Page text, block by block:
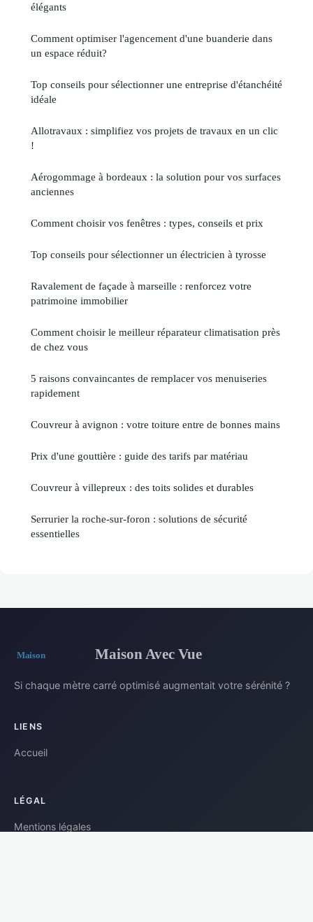
élégants
Comment optimiser l'agencement d'une buanderie dans
un espace réduit?
Top conseils pour sélectionner une entreprise d'étanchéité
idéale
Allotravaux : simplifiez vos projets de travaux en un clic
!
Aérogommage à bordeaux : la solution pour vos surfaces
anciennes
Comment choisir vos fenêtres : types, conseils et prix
Top conseils pour sélectionner un électricien à tyrosse
Ravalement de façade à marseille : renforcez votre
patrimoine immobilier
Comment choisir le meilleur réparateur climatisation près
de chez vous
5 raisons convaincantes de remplacer vos menuiseries
rapidement
Couvreur à avignon : votre toiture entre de bonnes mains
Prix d'une gouttière : guide des tarifs par matériau
Couvreur à villepreux : des toits solides et durables
Serrurier la roche-sur-foron : solutions de sécurité
essentielles
Maison Avec Vue
Si chaque mètre carré optimisé augmentait votre sérénité ?
LIENS
Accueil
LÉGAL
Mentions légales